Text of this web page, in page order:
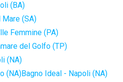
(BA)
(SA)
Femmine (PA)
del Golfo (TP)
(NA)
(NA)Bagno Ideal - Napoli (NA)